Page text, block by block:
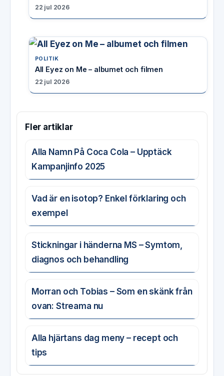
22 jul 2026
POLITIK
All Eyez on Me – albumet och filmen
22 jul 2026
Fler artiklar
Alla Namn På Coca Cola – Upptäck
Kampanjinfo 2025
Vad är en isotop? Enkel förklaring och
exempel
Stickningar i händerna MS – Symtom,
diagnos och behandling
Morran och Tobias – Som en skänk från
ovan: Streama nu
Alla hjärtans dag meny – recept och
tips